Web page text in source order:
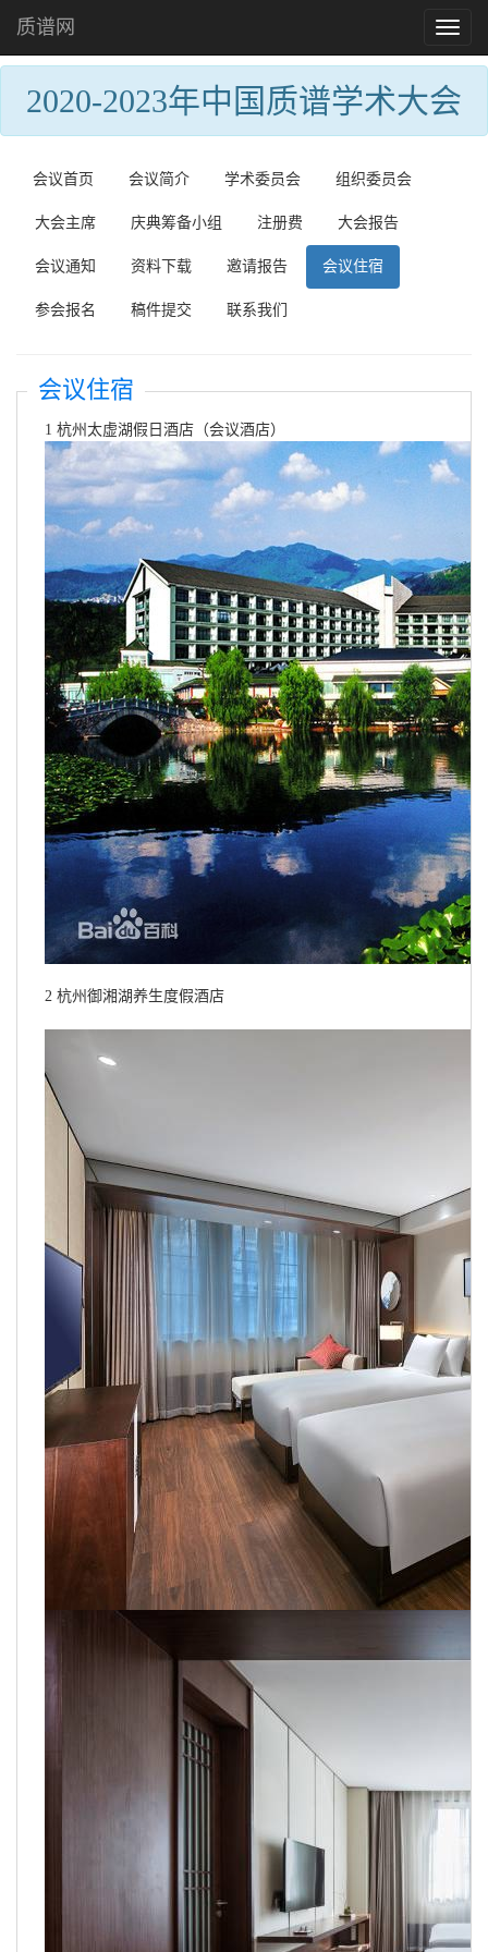
2020-2023年中国质谱学术大会
Toggle
质谱网
会议首页 会议简介 学术委员会 组织委员会
大会主席 庆典筹备小组 注册费 大会报告
会议通知 资料下载 邀请报告 会议住宿
参会报名 稿件提交 联系我们
会议住宿
1 杭州太虚湖假日酒店（会议酒店）
2 杭州御湘湖养生度假酒店